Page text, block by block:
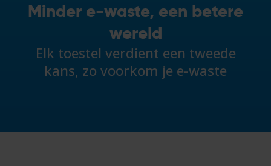
Minder e-waste, een betere
wereld
Elk toestel verdient een tweede
kans, zo voorkom je e-waste